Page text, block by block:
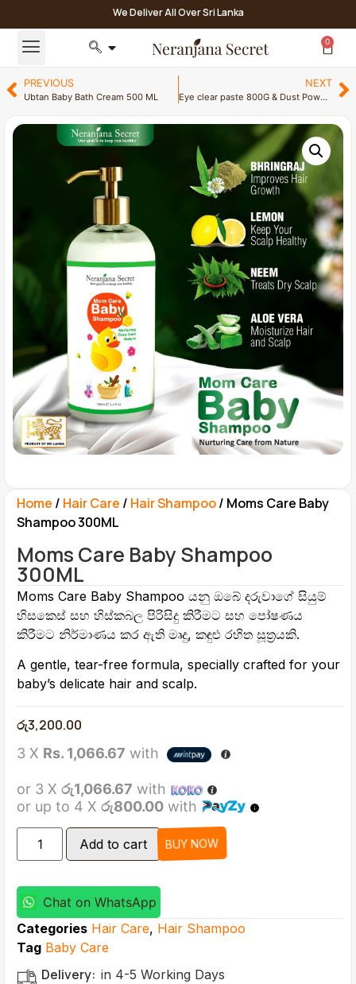
We Deliver All Over Sri Lanka
0
PREVIOUS
Ubtan Baby Bath Cream 500 ML
NEXT
Eye clear paste 800G & Dust Powder 175G
Home / Hair Care / Hair Shampoo/ Moms Care Baby
Shampoo 300ML
Moms Care Baby Shampoo
300ML
Moms Care Baby Shampoo යනු ඔබේ දරුවාගේ සියුම්
හිසකෙස් සහ හිස්කබල පිරිසිදු කිරීමට සහ පෝෂණය
කිරීමට නිර්මාණය කර ඇති මෘදු, කඳුළු රහිත සූත්‍රයකි.
A gentle, tear-free formula, specially crafted for your
baby’s delicate hair and scalp.
රු3,200.00
3 X Rs. 1,066.67 with
or 3 X රු1,066.67 with
or up to 4 X රු800.00 with
Add to cart BUY NOW
Chat on WhatsApp
Categories Hair Care, Hair Shampoo
Tag Baby Care
Delivery: in 4-5 Working Days